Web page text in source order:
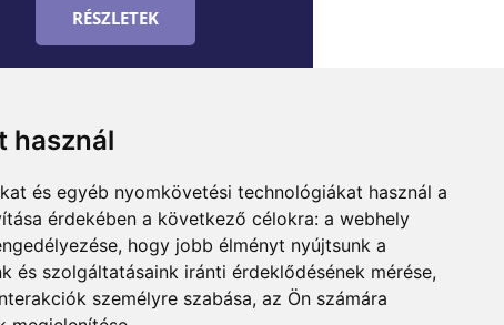
használ
és egyéb nyomkövetési technológiákat használ a
érdekében a következő célokra: a webhely
, hogy jobb élményt nyújtsunk a
és szolgáltatásaink iránti érdeklődésének mérése,
személyre szabása, az Ön számára
RÉSZLETEK